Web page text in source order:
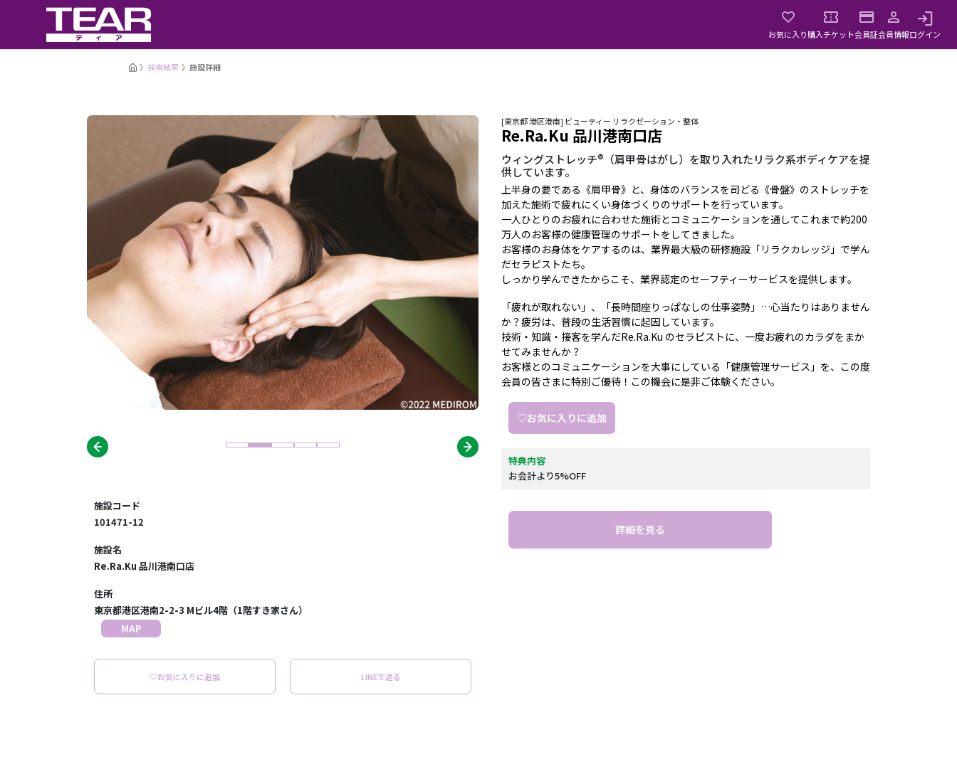
お気に入り購入チケット会員証会員情報ログイン
検索結果 施設詳細
[東京都 港区港南] ビューティー リラクゼーション・整体
Re.Ra.Ku 品川港南口店
ウィングストレッチ®（肩甲骨はがし）を取り入れたリラク系ボディケアを提
供しています。
上半身の要である《肩甲骨》と、身体のバランスを司どる《骨盤》のストレッチを
加えた施術で疲れにくい身体づくりのサポートを行っています。
一人ひとりのお疲れに合わせた施術とコミュニケーションを通してこれまで約200
万人のお客様の健康管理のサポートをしてきました。
お客様のお身体をケアするのは、業界最大級の研修施設「リラクカレッジ」で学ん
だセラピストたち。
しっかり学んできたからこそ、業界認定のセーフティーサービスを提供します。
「疲れが取れない」、「長時間座りっぱなしの仕事姿勢」…心当たりはありません
か？疲労は、普段の生活習慣に起因しています。
技術・知識・接客を学んだRe.Ra.Ku のセラピストに、一度お疲れのカラダをまか
せてみませんか？
お客様とのコミュニケーションを大事にしている「健康管理サービス」を、この度
会員の皆さまに特別ご優待！この機会に是非ご体験ください。
♡お気に入りに追加
特典内容
お会計より5%OFF
詳細を見る
施設コード
101471-12
施設名
Re.Ra.Ku 品川港南口店
住所
東京都港区港南2-2-3 Mビル4階（1階すき家さん）
MAP
♡お気に入りに追加 LINEで送る